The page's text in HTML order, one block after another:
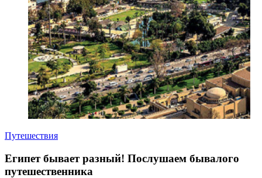
Путешествия
Египет бывает разный! Послушаем бывалого
путешественника